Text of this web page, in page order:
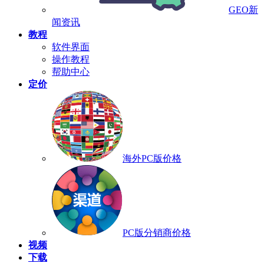
GEO新
闻资讯
教程
软件界面
操作教程
帮助中心
定价
海外PC版价格
PC版分销商价格
视频
下载